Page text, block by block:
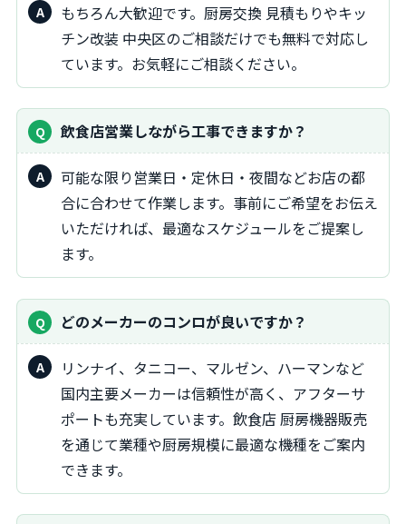
もちろん大歓迎です。厨房交換 見積もりやキッ
チン改装 中央区のご相談だけでも無料で対応し
ています。お気軽にご相談ください。
飲食店営業しながら工事できますか？
可能な限り営業日・定休日・夜間などお店の都
合に合わせて作業します。事前にご希望をお伝え
いただければ、最適なスケジュールをご提案し
ます。
どのメーカーのコンロが良いですか？
リンナイ、タニコー、マルゼン、ハーマンなど
国内主要メーカーは信頼性が高く、アフターサ
ポートも充実しています。飲食店 厨房機器販売
を通じて業種や厨房規模に最適な機種をご案内
できます。